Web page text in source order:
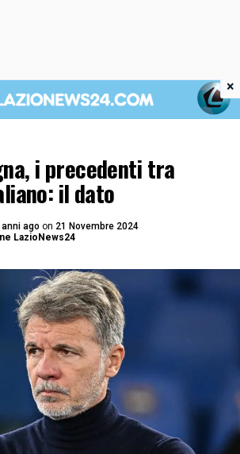
i precedenti tra
il dato
anni ago on 21 Novembre 2024
LazioNews24
×